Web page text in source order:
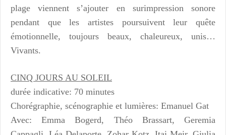
plage viennent s’ajouter en surimpression sonore
pendant que les artistes poursuivent leur quête
émotionnelle, toujours beaux, chaleureux, unis…
Vivants.
CINQ JOURS AU SOLEIL
durée indicative: 70 minutes
Chorégraphie, scénographie et lumières: Emanuel Gat
Avec: Emma Bogerd, Théo Brassart, Geremia